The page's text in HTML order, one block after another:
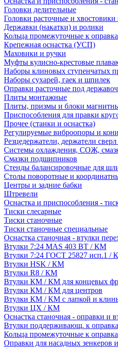
Головки делительные
Головки расточные и
Державки (накатки) и ролики
Кольца промежуточные к
Крепежная оснастка (УСП)
Маховики и ручки
Муфты кулисно-крестовые
Наборы клиновых ступенчатых
Наборы сухарей, гаек и шпилек
Оправки расточные под
Плиты монтажные
Плиты, призмы и блоки
Приспособления для правки
Прочее (станки и оснастка)
Регулируемые виброопоры и
Резцедержатели, держатели
Системы охлаждения, СОЖ,
Смазки подшипников
Стенды балансировочные для
Столы поворотные и
Центры и задние бабки
Штревели
Оснастка и приспособления -
Тиски слесарные
Тиски станочные
Тиски станочные специальные
Оснастка станочная - втулки
Втулки 7:24 MAS 403 BT / КМ
Втулки 7:24 ГОСТ 25827 исп.1 /
Втулки HSK / КМ
Втулки R8 / КМ
Втулки КМ / КМ для концевых
Втулки КМ / КМ для центров
Втулки КМ / КМ с лапкой и
Втулки ЦХ / КМ
Оснастка станочная - оправки и
Втулки поддерживающ. к
Кольца промежуточные к
Оправки для насадных зенкеров